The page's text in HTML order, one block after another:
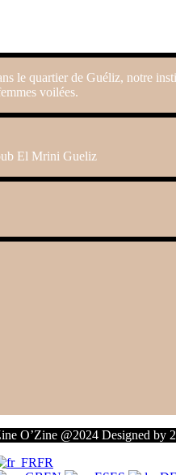
le quartier de Guéliz, notre
voilées.
El Mrini Gueliz
O’Zine @2024 Designed by
FR